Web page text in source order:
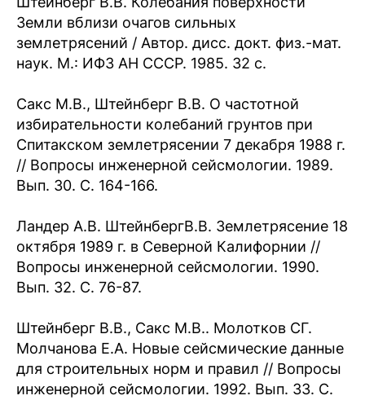
Земли вблизи очагов сильных
землетрясений / Автор. дисс. докт. физ.-мат.
наук. М.: ИФЗ АН СССР. 1985. 32 с.
Сакс М.В., Штейнберг В.В. О частотной
избирательности колебаний грунтов при
Спитакском землетрясении 7 декабря 1988 г.
// Вопросы инженерной сейсмологии. 1989.
Вып. 30. С. 164-166.
Ландер А.В. ШтейнбергВ.В. Землетрясение 18
октября 1989 г. в Северной Калифорнии //
Вопросы инженерной сейсмологии. 1990.
Вып. 32. С. 76-87.
Штейнберг В.В., Сакс М.В.. Молотков СГ.
Молчанова Е.А. Новые сейсмические данные
для строительных норм и правил // Вопросы
инженерной сейсмологии. 1992. Вып. 33. С.